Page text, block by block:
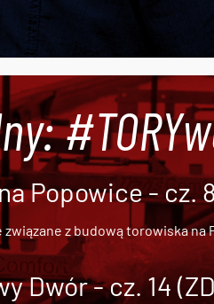
Popowice - cz.
z budową torowiska na
Dwór - cz. 14